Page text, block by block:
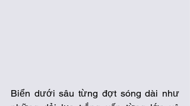
Biển dưới sâu từng đợt sóng dài như